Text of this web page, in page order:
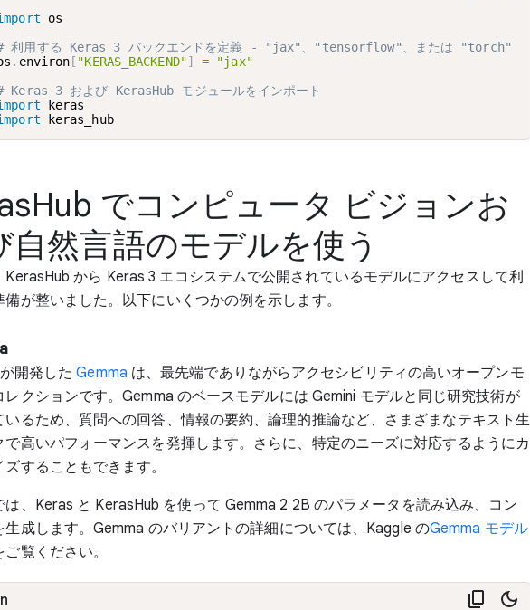
os
利用する Keras 3 バックエンドを定義 - "jax"、"tensorflow"、または "torch"
. environ[ "KERAS_BACKEND"] =
"jax"
Keras 3 および KerasHub モジュールをインポート
keras_hub
でコンピュータ ビジョンお
自然言語のモデルを使う
KerasHub から Keras 3 エコシステムで公開されているモデルにアクセスして利
備が整いました。以下にいくつかの例を示します。
開発したGemma は、最先端でありながらアクセシビリティの高いオープンモ
レクションです。Gemma のベースモデルには Gemini モデルと同じ研究技術が
いるため、質問への回答、情報の要約、論理的推論など、さまざまなテキスト生
で高いパフォーマンスを発揮します。さらに、特定のニーズに対応するようにカ
することもできます。
は、Keras と KerasHub を使って Gemma 2 2B のパラメータを読み込み、コン
生成します。Gemma のバリアントの詳細については、Kaggle のGemma モデル
ご覧ください。